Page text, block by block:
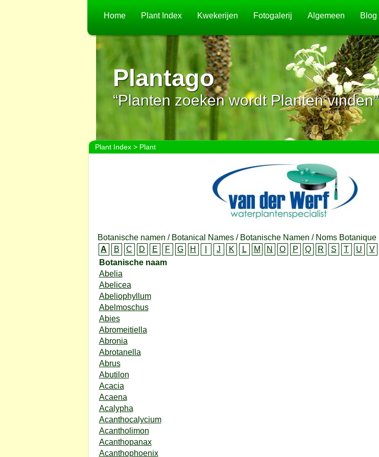
Home Plant Index Kwekerijen Fotogalerij Algemeen Blog
Plantago
“Planten zoeken wordt Planten vinden”
Plant Index> Plant
Botanische namen / Botanical Names / Botanische Namen / Noms Botanique
A
B C D E F G H J K L M N O P Q R S T U V
Botanische naam
Abelia
Abelicea
Abeliophyllum
Abelmoschus
Abies
Abromeitiella
Abronia
Abrotanella
Abrus
Abutilon
Acacia
Acaena
Acalypha
Acanthocalycium
Acantholimon
Acanthopanax
Acanthophoenix